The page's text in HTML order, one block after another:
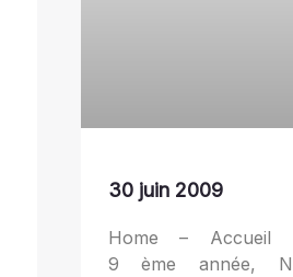
30 juin 2009
Home – Accueil
9 ème année,